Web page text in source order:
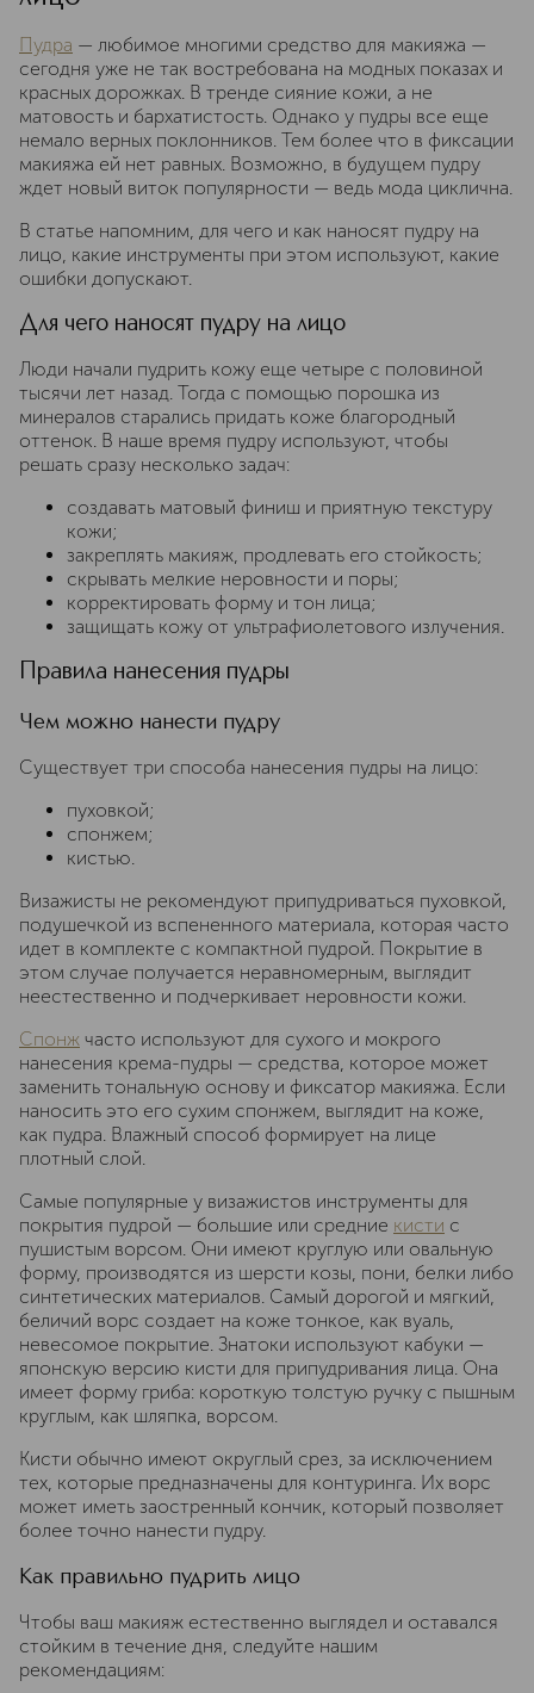
Пудра — любимое многими средство для макияжа —
сегодня уже не так востребована на модных показах и
красных дорожках. В тренде сияние кожи, а не
матовость и бархатистость. Однако у пудры все еще
немало верных поклонников. Тем более что в фиксации
макияжа ей нет равных. Возможно, в будущем пудру
ждет новый виток популярности — ведь мода циклична.
В статье напомним, для чего и как наносят пудру на
лицо, какие инструменты при этом используют, какие
ошибки допускают.
Для чего наносят пудру на лицо
Люди начали пудрить кожу еще четыре с половиной
тысячи лет назад. Тогда с помощью порошка из
минералов старались придать коже благородный
оттенок. В наше время пудру используют, чтобы
решать сразу несколько задач:
создавать матовый финиш и приятную текстуру
кожи;
закреплять макияж, продлевать его стойкость;
скрывать мелкие неровности и поры;
корректировать форму и тон лица;
защищать кожу от ультрафиолетового излучения.
Правила нанесения пудры
Чем можно нанести пудру
Существует три способа нанесения пудры на лицо:
пуховкой;
спонжем;
кистью.
Визажисты не рекомендуют припудриваться пуховкой,
подушечкой из вспененного материала, которая часто
идет в комплекте с компактной пудрой. Покрытие в
этом случае получается неравномерным, выглядит
неестественно и подчеркивает неровности кожи.
Спонж часто используют для сухого и мокрого
нанесения крема-пудры — средства, которое может
заменить тональную основу и фиксатор макияжа. Если
наносить это его сухим спонжем, выглядит на коже,
как пудра. Влажный способ формирует на лице
плотный слой.
Самые популярные у визажистов инструменты для
покрытия пудрой — большие или средние кисти с
пушистым ворсом. Они имеют круглую или овальную
форму, производятся из шерсти козы, пони, белки либо
синтетических материалов. Самый дорогой и мягкий,
беличий ворс создает на коже тонкое, как вуаль,
невесомое покрытие. Знатоки используют кабуки —
японскую версию кисти для припудривания лица. Она
имеет форму гриба: короткую толстую ручку с пышным
круглым, как шляпка, ворсом.
Кисти обычно имеют округлый срез, за исключением
тех, которые предназначены для контуринга. Их ворс
может иметь заостренный кончик, который позволяет
более точно нанести пудру.
Как правильно пудрить лицо
Чтобы ваш макияж естественно выглядел и оставался
стойким в течение дня, следуйте нашим
рекомендациям: